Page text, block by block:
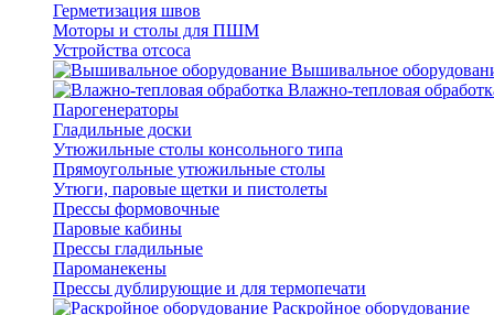
Герметизация швов
Моторы и столы для ПШМ
Устройства отсоса
Вышивальное
Влажно-тепловая
Парогенераторы
Гладильные доски
Утюжильные столы консольного типа
Прямоугольные утюжильные столы
Утюги, паровые щетки и пистолеты
Прессы формовочные
Паровые кабины
Прессы гладильные
Пароманекены
Прессы дублирующие и для термопечати
Раскройное оборудование